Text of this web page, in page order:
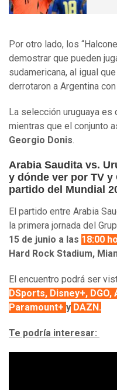
Por otro lado, los
demostrar que pueden
sudamericana, al igual
derrotaron a Argentina
La selección uruguaya es
mientras que el conjunto
Georgio Donis.
Arabia Saudita vs.
y dónde ver por TV y
partido del Mundial
El partido entre Arabia
la primera jornada del
15 de junio a las 18:00
Hard Rock Stadium,
El encuentro podrá ser
DSports, Disney+,
Paramount+ y DAZN.
Te podría interesar: